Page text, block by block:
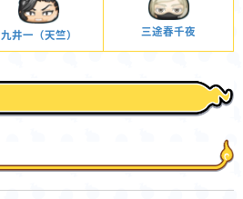
九井一（天竺） 三途春千夜